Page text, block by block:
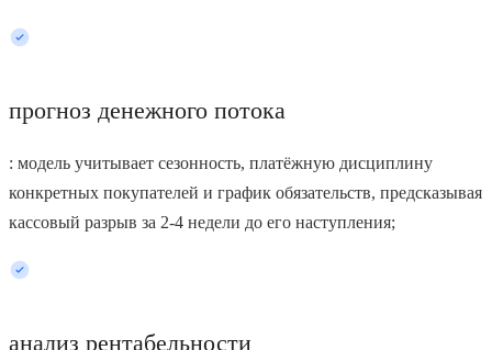
прогноз денежного потока
: модель учитывает сезонность, платёжную дисциплину
конкретных покупателей и график обязательств, предсказывая
кассовый разрыв за 2-4 недели до его наступления;
анализ рентабельности